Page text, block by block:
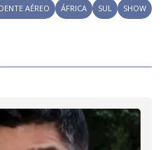
AÉREO ÁFRICA SUL SHOW